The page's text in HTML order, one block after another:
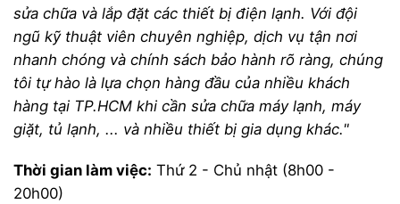
sửa chữa và lắp đặt các thiết bị điện lạnh. Với đội
ngũ kỹ thuật viên chuyên nghiệp, dịch vụ tận nơi
nhanh chóng và chính sách bảo hành rõ ràng, chúng
tôi tự hào là lựa chọn hàng đầu của nhiều khách
hàng tại TP.HCM khi cần sửa chữa máy lạnh, máy
giặt, tủ lạnh, ... và nhiều thiết bị gia dụng khác."
Thời gian làm việc: Thứ 2 - Chủ nhật (8h00 -
20h00)